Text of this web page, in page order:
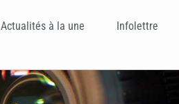
Actualités à la une Infolettre